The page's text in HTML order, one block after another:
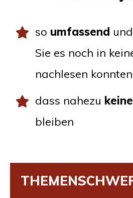
so umfas­send und
Sie es noch in
nach­le­sen
dass nahe­zu
bleiben